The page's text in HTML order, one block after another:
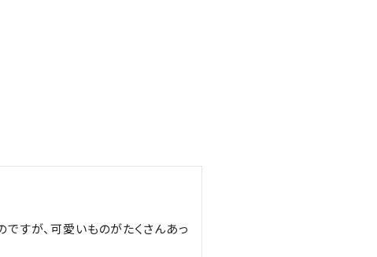
すが、可愛いものがたくさんあっ